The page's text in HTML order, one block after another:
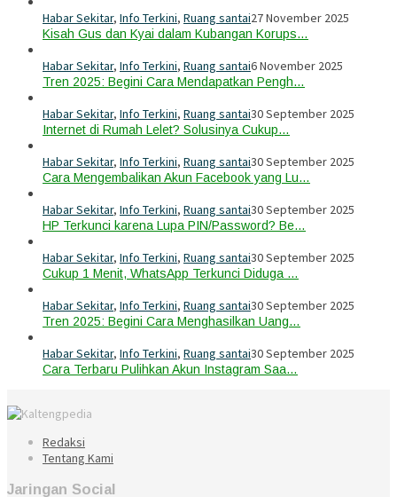
Habar Sekitar, Info Terkini, Ruang santai27 November 2025
Kisah Gus dan Kyai dalam Kubangan Korups…
Habar Sekitar, Info Terkini, Ruang santai6 November 2025
Tren 2025: Begini Cara Mendapatkan Pengh…
Habar Sekitar, Info Terkini, Ruang santai30 September 2025
Internet di Rumah Lelet? Solusinya Cukup…
Habar Sekitar, Info Terkini, Ruang santai30 September 2025
Cara Mengembalikan Akun Facebook yang Lu…
Habar Sekitar, Info Terkini, Ruang santai30 September 2025
HP Terkunci karena Lupa PIN/Password? Be…
Habar Sekitar, Info Terkini, Ruang santai30 September 2025
Cukup 1 Menit, WhatsApp Terkunci Diduga …
Habar Sekitar, Info Terkini, Ruang santai30 September 2025
Tren 2025: Begini Cara Menghasilkan Uang…
Habar Sekitar, Info Terkini, Ruang santai30 September 2025
Cara Terbaru Pulihkan Akun Instagram Saa…
Redaksi
Tentang Kami
Jaringan Social